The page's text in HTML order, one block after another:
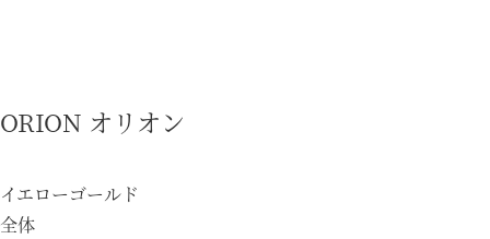
ORION オリオン
イエローゴールド
全体